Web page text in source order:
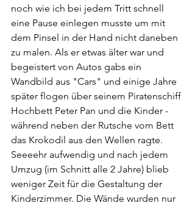
noch wie ich bei jedem Tritt schnell
eine Pause einlegen musste um mit
dem Pinsel in der Hand nicht daneben
zu malen. Als er etwas älter war und
begeistert von Autos gabs ein
Wandbild aus "Cars" und einige Jahre
später flogen über seinem Piratenschiff
Hochbett Peter Pan und die Kinder -
während neben der Rutsche vom Bett
das Krokodil aus den Wellen ragte.
Seeeehr aufwendig und nach jedem
Umzug (im Schnitt alle 2 Jahre) blieb
weniger Zeit für die Gestaltung der
Kinderzimmer. Die Wände wurden nur